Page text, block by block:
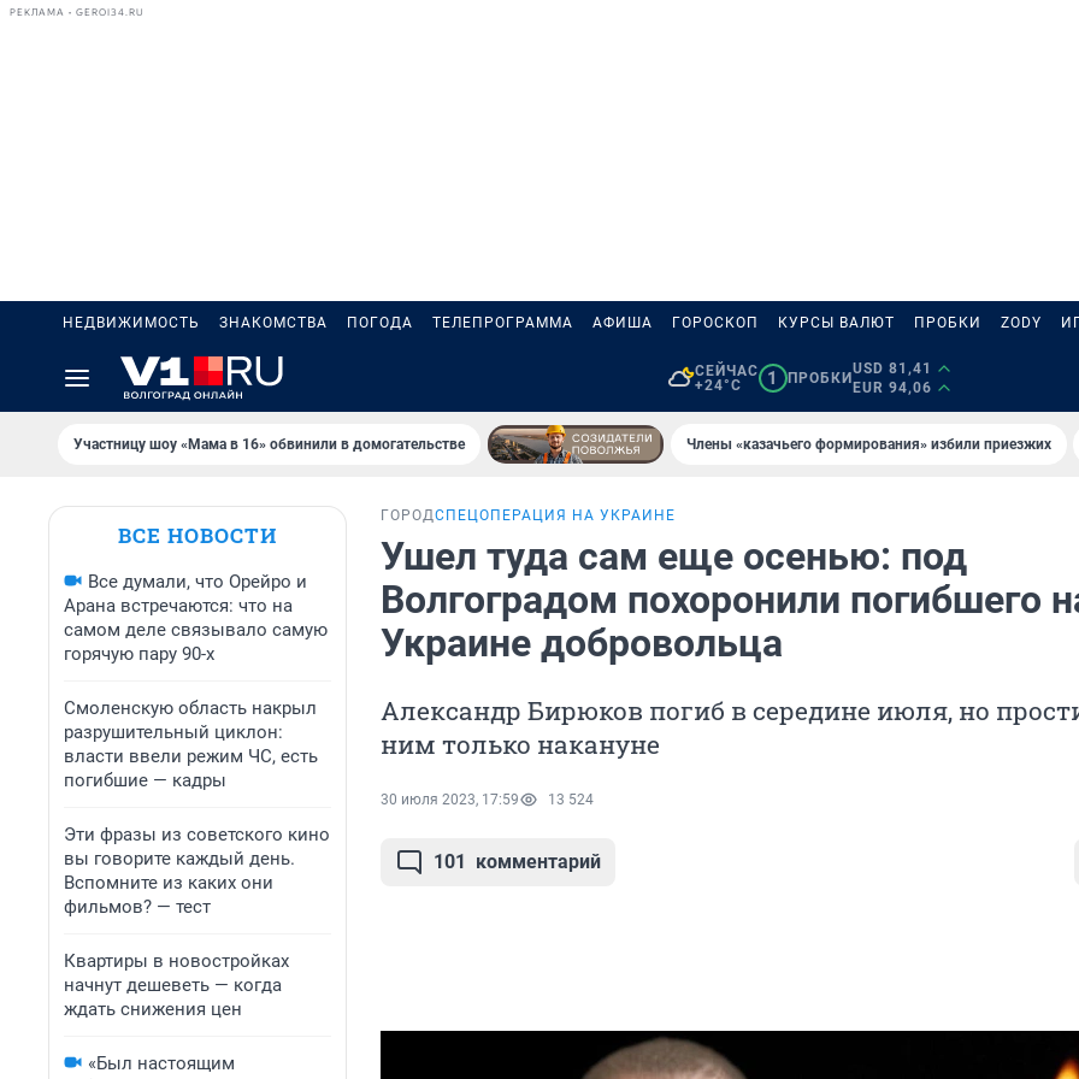
РЕКЛАМА • GEROI34.RU
НЕДВИЖИМОСТЬ ЗНАКОМСТВА ПОГОДА ТЕЛЕПРОГРАММА АФИША ГОРОСКОП КУРСЫ ВАЛЮТ ПРОБКИ ZODY
СЕЙЧАС
+24°C
1 ПРОБКИ
USD 81,41
EUR 94,06
Участницу шоу «Мама в 16» обвинили в домогательстве Члены «казачьего формирования» избили приезжих
ВСЕ НОВОСТИ
Все думали, что Орейро и
Арана встречаются: что на
самом деле связывало самую
горячую пару 90-х
Смоленскую область накрыл
разрушительный циклон:
власти ввели режим ЧС, есть
погибшие — кадры
Эти фразы из советского кино
вы говорите каждый день.
Вспомните из каких они
фильмов? — тест
Квартиры в новостройках
начнут дешеветь — когда
ждать снижения цен
«Был настоящим
ГОРОДСПЕЦОПЕРАЦИЯ НА УКРАИНЕ
Ушел туда сам еще осенью: под
Волгоградом похоронили погибшего
Украине добровольца
Александр Бирюков погиб в середине июля, но
ним только накануне
30 июля 2023, 17:59 13 524
101 комментарий